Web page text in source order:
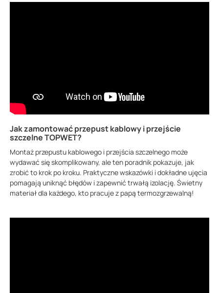
Jak zamontować przepust kablowy i przejście
szczelne TOPWET?
Montaż przepustu kablowego i przejścia szczelnego może
wydawać się skomplikowany, ale ten poradnik pokazuje, jak
zrobić to krok po kroku. Praktyczne wskazówki i dokładne ujęcia
pomagają uniknąć błędów i zapewnić trwałą izolację. Świetny
materiał dla każdego, kto pracuje z papą termozgrzewalną!